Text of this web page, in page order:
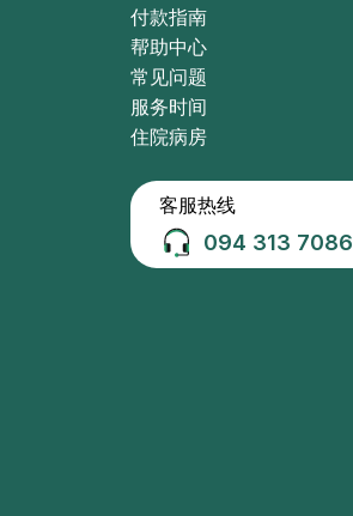
付款指南
帮助中心
常见问题
服务时间
住院病房
客服热线
094 313 7086